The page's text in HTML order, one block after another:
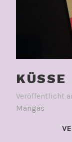
KÜSSE
Veröffentlicht
Mangas